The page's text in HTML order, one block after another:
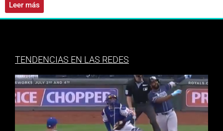
Leer más
TENDENCIAS EN LAS REDES